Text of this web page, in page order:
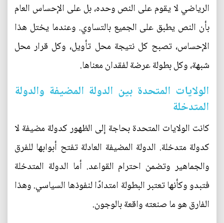
الرياضي لا يقوم على النص وحده، بل على الإحساس العام
بأن النص يطبق على الجميع بالتساوي. وعندما يختل هذا
الإحساس، تصبح كل نتيجة محل تأويل، وكل قرار محل
شبهة، وكل بطولة عرضة لفقدان معناها.
الولايات المتحدة بين الدولة المضيفة والدولة
المتدخلة
كانت الولايات المتحدة بحاجة إلى الظهور كدولة مضيفة لا
كدولة متدخلة. الدولة المضيفة العادلة تفتح أبوابها للفرق
والجماهير وتضمن احترام القواعد. أما الدولة المتدخلة
فتبدو وكأنها تعتبر البطولة امتدادًا لنفوذها السياسي. وهذا
الفارق هو ما صنعته واقعة بالوجون.